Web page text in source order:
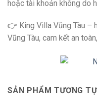
hoặc tài khoản không do
👉 King Villa Vũng Tàu –
Vũng Tàu, cam kết an
SẢN PHẨM TƯƠNG TỰ